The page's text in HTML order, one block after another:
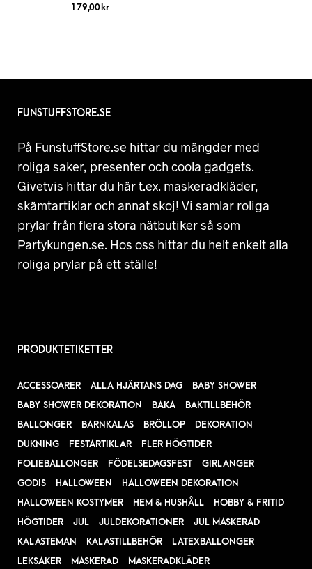
179,00 kr
FUNSTUFFSTORE.SE
På FunstuffStore.se hittar du mängder med
roliga saker, presenter och coola gadgets.
Givetvis hittar du här t.ex. maskeradkläder,
skämtartiklar och annat skoj! Vi samlar roliga
prylar från flera stora nätbutiker så som
Partykungen.se. Hos oss hittar du helt enkelt alla
roliga prylar på ett ställe!
PRODUKTETIKETTER
ACCESSOARER ALLA HJÄRTANS DAG
BABY SHOWER
BABY SHOWER DEKORATION
BAKA
BAKTILLBEHÖR
BALLONGER
BARNKALAS BRÖLLOP
DEKORATION
DUKNING
FESTARTIKLAR
FLER HÖGTIDER
FOLIEBALLONGER
FÖDELSEDAGSFEST
GIRLANGER
GODIS
HALLOWEEN
HALLOWEEN DEKORATION
HALLOWEEN KOSTYMER
HEM & HUSHÅLL
HOBBY & FRITID
HÖGTIDER
JUL JULDEKORATIONER
JUL MASKERAD
KALASTEMAN
KALASTILLBEHÖR
LATEXBALLONGER
LEKSAKER
MASKERAD MASKERADKLÄDER